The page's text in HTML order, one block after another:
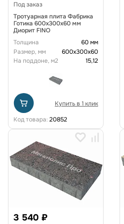
Под заказ
Тротуарная плита Фабрика
Готика 600х300х60 мм
Диорит FINO
Толщина
60 мм
Размер, мм
600х300х60
На поддоне, м2
15,12
Купить в 1 клик
Код товара: 20852
3 540 ₽